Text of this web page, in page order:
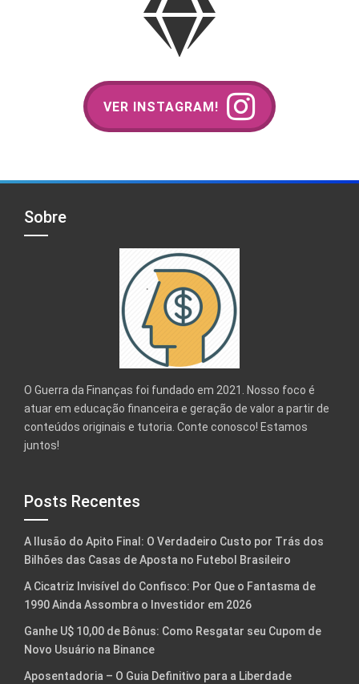
VER INSTAGRAM!
Sobre
O Guerra da Finanças foi fundado em 2021. Nosso foco é
atuar em educação financeira e geração de valor a partir de
conteúdos originais e tutoria. Conte conosco! Estamos
juntos!
Posts Recentes
A Ilusão do Apito Final: O Verdadeiro Custo por Trás dos
Bilhões das Casas de Aposta no Futebol Brasileiro
A Cicatriz Invisível do Confisco: Por Que o Fantasma de
1990 Ainda Assombra o Investidor em 2026
Ganhe U$ 10,00 de Bônus: Como Resgatar seu Cupom de
Novo Usuário na Binance
Aposentadoria – O Guia Definitivo para a Liberdade